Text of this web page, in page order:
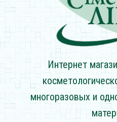
Интернет
многоразовых и